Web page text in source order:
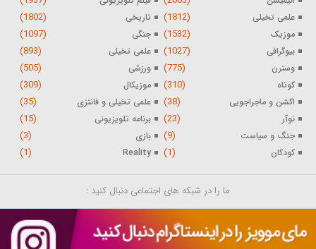
علمی تخیلی (1812) تاریخی (1802)
موزیک (1532) جنگی (1097)
بیوگرافی (1027) علمی تخیلی (893)
وسترن (775) ورزشی (505)
کوتاه (310) موزیکال (309)
اکشن و ماجراجویی (38) علمی تخیلی و فانتزی (35)
نوآر (23) برنامه تلویزیونی (15)
جنگ و سیاست (9) بازی (3)
کودکان (1)
Reality
(1)
ما را در شبکه های اجتماعی دنبال کنید :